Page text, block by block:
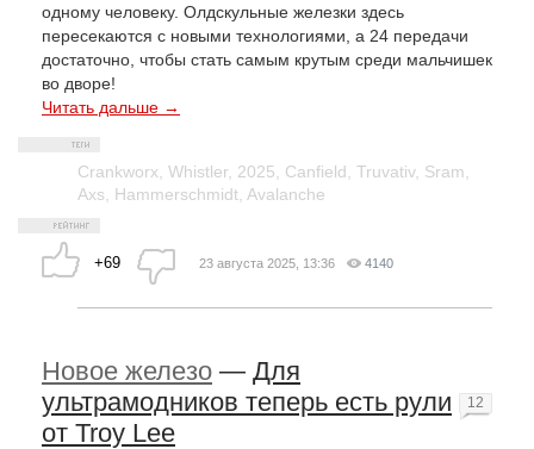
одному человеку. Олдскульные железки здесь
пересекаются с новыми технологиями, а 24 передачи
достаточно, чтобы стать самым крутым среди мальчишек
во дворе!
Читать дальше →
Crankworx Whistler 2025 Canfield Truvativ, Sram
Axs
Hammerschmidt Avalanche
+69 23 августа 2025, 13:36 4140
Новое железо — Для
ультрамодников теперь есть рули
от Troy Lee
12